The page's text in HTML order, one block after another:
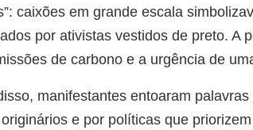
caixões em grande escala
por ativistas vestidos de preto. A
de carbono e a urgência de
manifestantes entoaram
e por políticas que